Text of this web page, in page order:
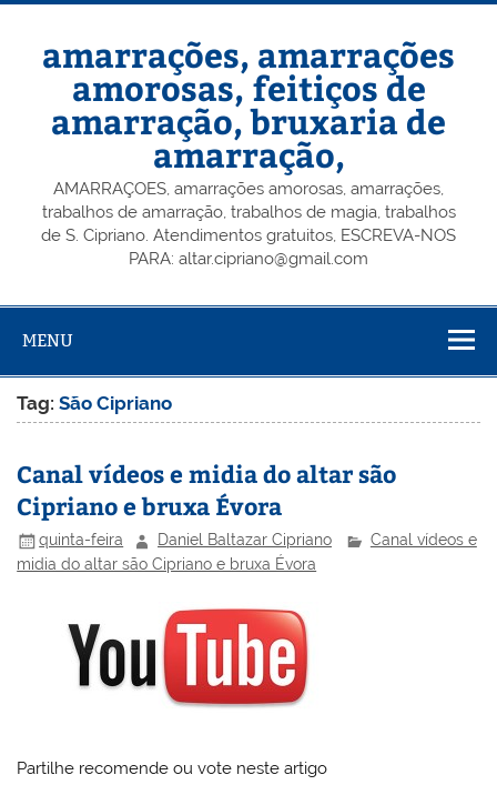
Skip
amarrações, amarrações
amorosas, feitiços de
amarração, bruxaria de
amarração,
AMARRAÇOES, amarrações amorosas, amarrações,
trabalhos de amarração, trabalhos de magia, trabalhos
de S. Cipriano. Atendimentos gratuitos, ESCREVA-NOS
PARA: altar.cipriano@gmail.com
MENU
Tag:São Cipriano
Canal vídeos e midia do altar são
Cipriano e bruxa Évora
quinta-feira Daniel Baltazar Cipriano
Canal vídeos e
midia do altar são Cipriano e bruxa Évora
Partilhe recomende ou vote neste artigo